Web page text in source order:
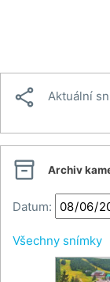
 Aktuální
 Archiv
Datum:
Všechny snímky